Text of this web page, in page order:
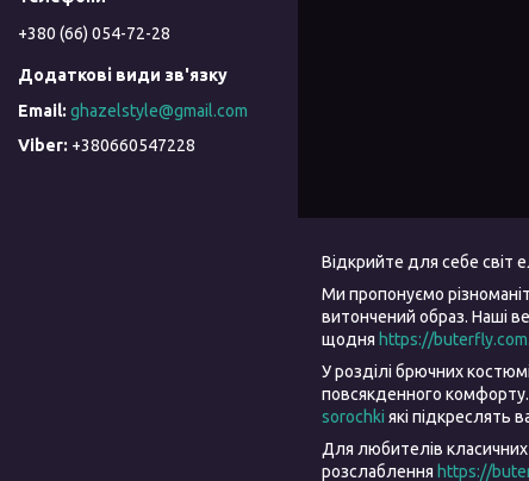
+380 (66) 054-72-28
ghazelstyle@gmail.com
+380660547228
Відкрийте для себе світ
Ми пропонуємо
витончений образ. Наші
щодня https://
У розділі брючних
повсякденного
sorochki які підкреслять
Для любителів
розслаблення https://